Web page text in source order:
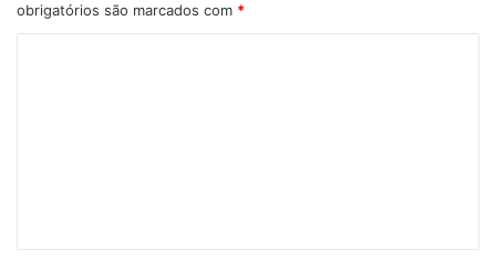
obrigatórios são marcados com *
á